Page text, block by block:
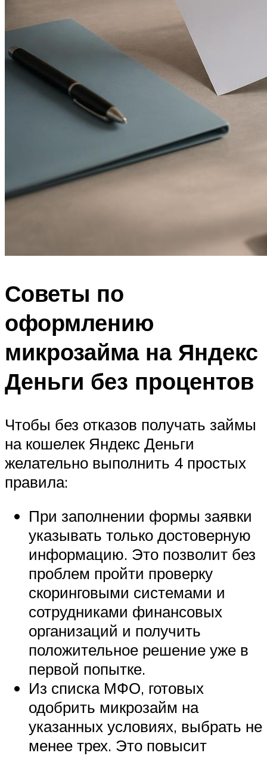
Советы по
оформлению
микрозайма на Яндекс
Деньги без процентов
Чтобы без отказов получать займы
на кошелек Яндекс Деньги
желательно выполнить 4 простых
правила:
При заполнении формы заявки
указывать только достоверную
информацию. Это позволит без
проблем пройти проверку
скоринговыми системами и
сотрудниками финансовых
организаций и получить
положительное решение уже в
первой попытке.
Из списка МФО, готовых
одобрить микрозайм на
указанных условиях, выбрать не
менее трех. Это повысит